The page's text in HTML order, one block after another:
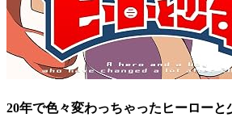
20年で色々変わっちゃったヒーローと